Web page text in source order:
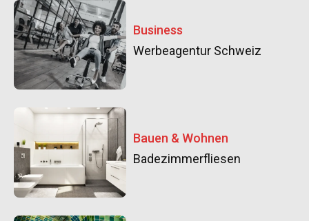
Business
Werbeagentur Schweiz
Bauen & Wohnen
Badezimmerfliesen